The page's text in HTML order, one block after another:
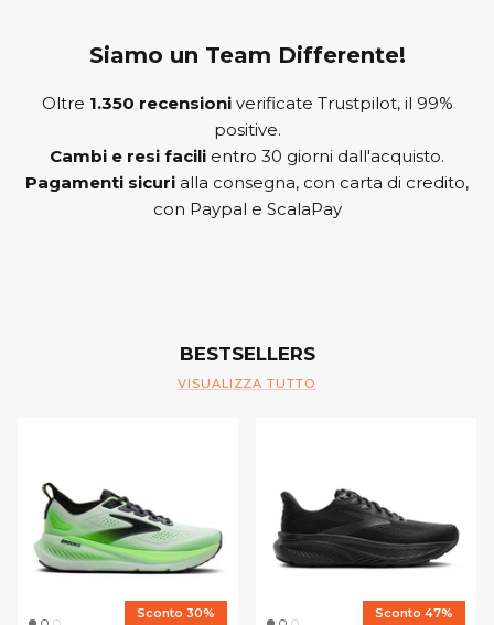
Siamo un Team Differente!
Oltre 1.350 recensioniverificate Trustpilot, il 99%
positive.
Cambi e resi facili entro 30 giorni dall'acquisto.
Pagamenti sicuri alla consegna, con carta di credito,
con Paypal e ScalaPay
BESTSELLERS
VISUALIZZA TUTTO
Sconto 30% Sconto 47%